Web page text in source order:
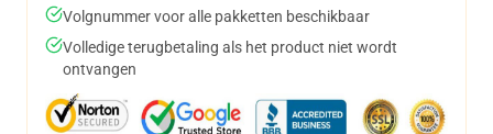
Volgnummer voor alle pakketten beschikbaar
Volledige terugbetaling als het product niet wordt
ontvangen